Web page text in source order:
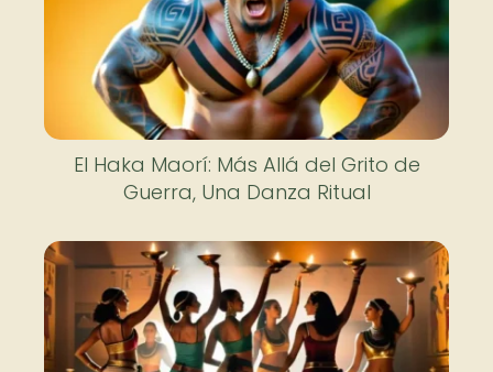
El Haka Maorí: Más Allá del Grito de
Guerra, Una Danza Ritual